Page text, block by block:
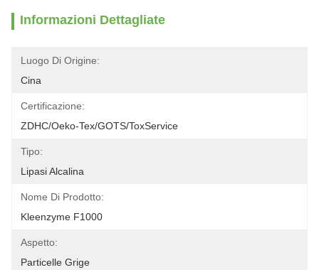
Informazioni Dettagliate
Luogo Di Origine:
Cina
Certificazione:
ZDHC/Oeko-Tex/GOTS/ToxService
Tipo:
Lipasi Alcalina
Nome Di Prodotto:
Kleenzyme F1000
Aspetto:
Particelle Grige